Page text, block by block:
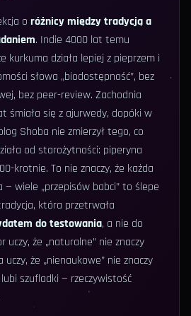
o różnicy między tradycją a
. Indie 4000 lat temu
kurkuma działa lepiej z pieprzem i
słowa „biodostępność”, bez
bez peer-review. Zachodnia
śmiała się z ajurwedy, dopóki w
Shoba nie zmierzył tego, co
od starożytności: piperyna
krotnie. To nie znaczy, że każda
wiele „przepisów babci” to ślepe
która przetrwała
do testowania, a nie do
uczy, że „naturalne” nie znaczy
uczy, że „nienaukowe” nie znaczy
lubi szufladki — rzeczywistość